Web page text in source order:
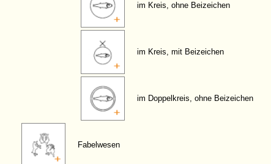
im Kreis, ohne Beizeichen
im Kreis, mit Beizeichen
im Doppelkreis, ohne Beizeichen
Fabelwesen